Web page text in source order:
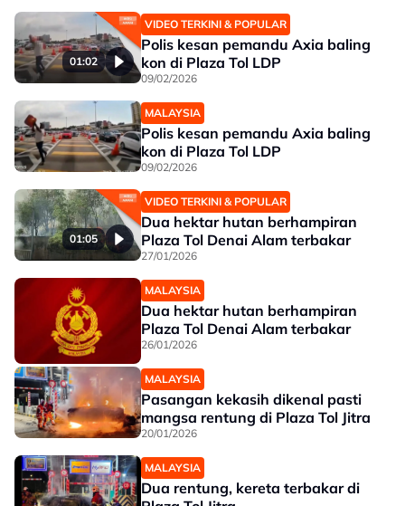
01:02
VIDEO TERKINI & POPULAR
Polis kesan pemandu Axia baling
kon di Plaza Tol LDP
09/02/2026
MALAYSIA
Polis kesan pemandu Axia baling
kon di Plaza Tol LDP
09/02/2026
01:05
VIDEO TERKINI & POPULAR
Dua hektar hutan berhampiran
Plaza Tol Denai Alam terbakar
27/01/2026
MALAYSIA
Dua hektar hutan berhampiran
Plaza Tol Denai Alam terbakar
26/01/2026
MALAYSIA
Pasangan kekasih dikenal pasti
mangsa rentung di Plaza Tol Jitra
20/01/2026
MALAYSIA
Dua rentung, kereta terbakar di